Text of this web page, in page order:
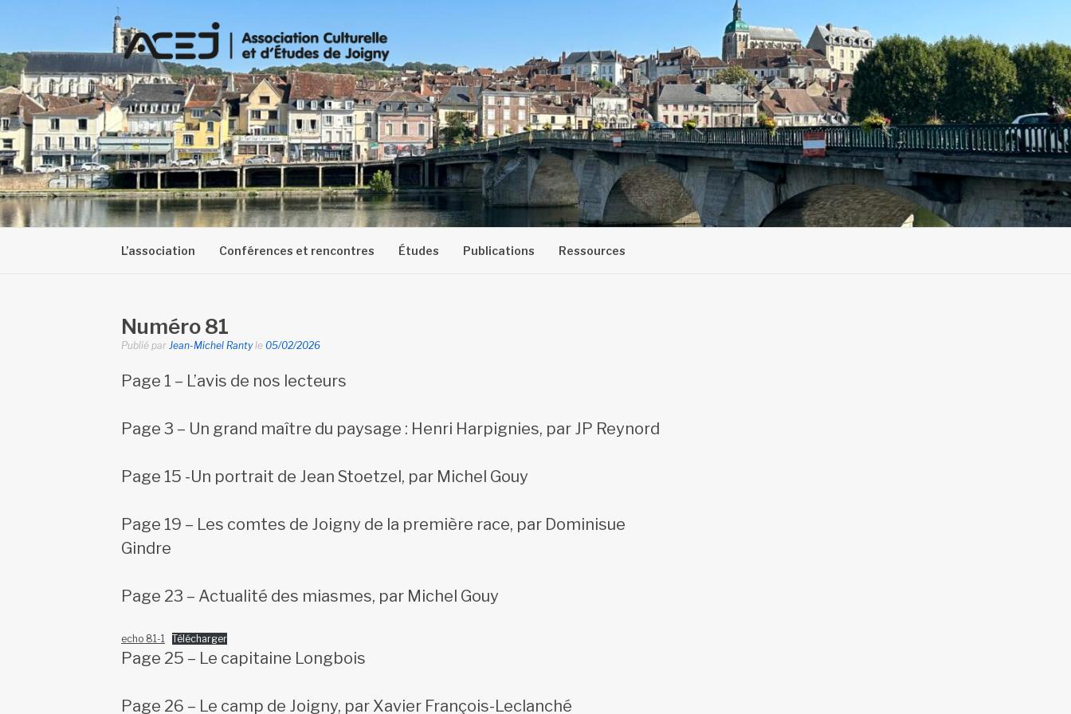
L’association Conférences et rencontres Études Publications Ressources
Numéro 81
Publié par Jean-Michel Rantyle 05/02/2026
Page 1 – L’avis de nos lecteurs
Page 3 – Un grand maître du paysage : Henri Harpignies, par JP Reynord
Page 15 -Un portrait de Jean Stoetzel, par Michel Gouy
Page 19 – Les comtes de Joigny de la première race, par Dominisue
Gindre
Page 23 – Actualité des miasmes, par Michel Gouy
echo 81-1 Télécharger
Page 25 – Le capitaine Longbois
Page 26 – Le camp de Joigny, par Xavier François-Leclanché